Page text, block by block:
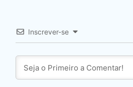
Inscrever-se